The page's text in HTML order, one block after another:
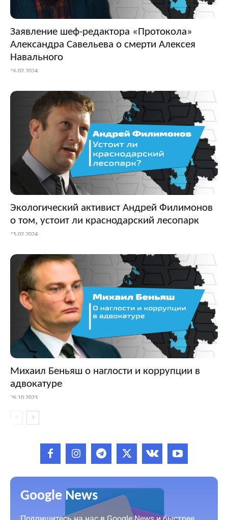
Заявление шеф-редактора «Протокола»
Александра Савельева о смерти Алексея
Навального
16.02.2024
Экологический активист Андрей Филимонов
о том, устоит ли краснодарский лесопарк
15.02.2024
Михаил Беньяш о наглости и коррупции в
адвокатуре
26.10.2023
Google News